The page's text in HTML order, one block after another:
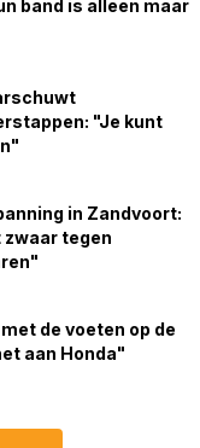
band is alleen maar
"Je kunt
in Zandvoort:
tegen
de voeten op de
aan Honda"